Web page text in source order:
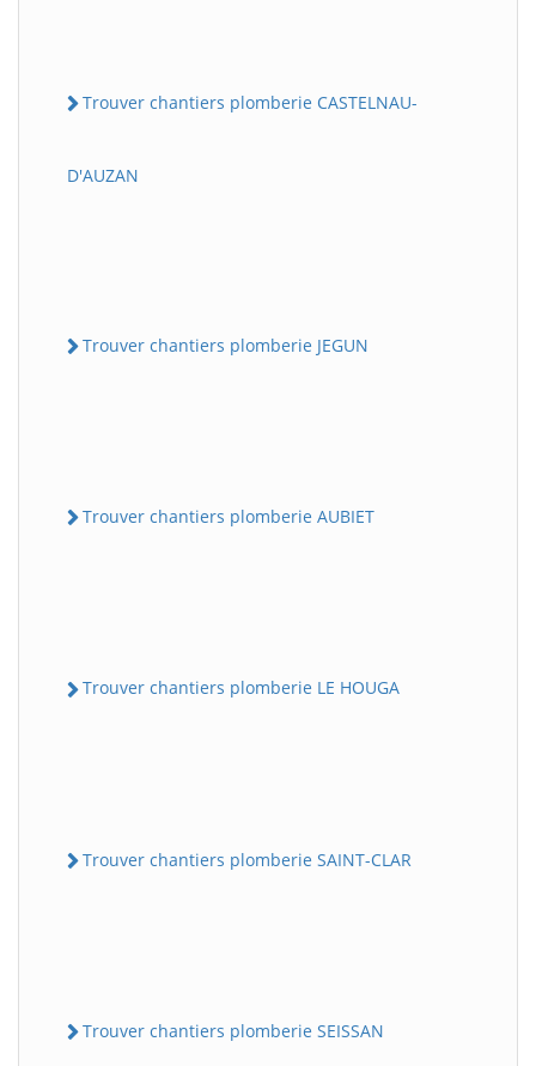
Trouver chantiers plomberie CASTELNAU-
D'AUZAN
Trouver chantiers plomberie JEGUN
Trouver chantiers plomberie AUBIET
Trouver chantiers plomberie LE HOUGA
Trouver chantiers plomberie SAINT-CLAR
Trouver chantiers plomberie SEISSAN